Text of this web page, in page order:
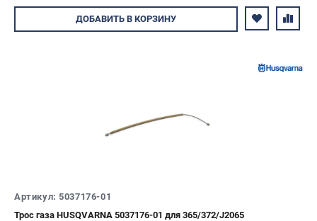
Авторизуйтесь
ДОБАВИТЬ В КОРЗИНУ
Артикул: 5037176-01
Трос газа HUSQVARNA 5037176-01 для 365/372/J2065